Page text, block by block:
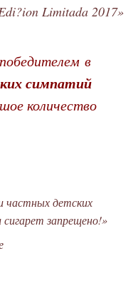
Limitada 2017»
в
симпатий
количество
частных детских
запрещено!»